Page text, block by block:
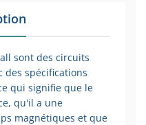
sont des circuits
des spécifications
qui signifie que le
qu'il a une
magnétiques et que